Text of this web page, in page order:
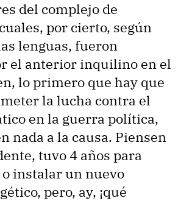
del complejo de
por cierto, según
lenguas, fueron
el anterior inquilino en el
lo primero que hay que
la lucha contra el
en la guerra política,
nada a la causa. Piensen
tuvo 4 años para
instalar un nuevo
pero, ay, ¡qué